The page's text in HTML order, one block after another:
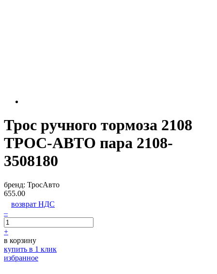
Трос ручного тормоза 2108
ТРОС-АВТО пара 2108-
3508180
бренд: ТросАвто
655.00
возврат НДС
–
+
в корзину
купить в 1 клик
избранное